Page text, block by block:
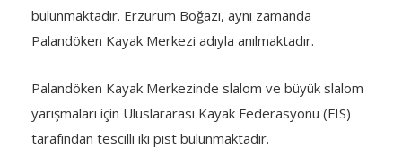
bulunmaktadır. Erzurum Boğazı, aynı zamanda
Palandöken Kayak Merkezi adıyla anılmaktadır.
Palandöken Kayak Merkezinde slalom ve büyük slalom
yarışmaları için Uluslararası Kayak Federasyonu (FIS)
tarafından tescilli iki pist bulunmaktadır.